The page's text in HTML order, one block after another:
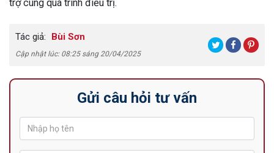
trợ cùng quá trình điều trị.
Tác giả: Bùi Sơn
Cập nhật lúc: 08:25 sáng 20/04/2025
Gửi câu hỏi tư vấn